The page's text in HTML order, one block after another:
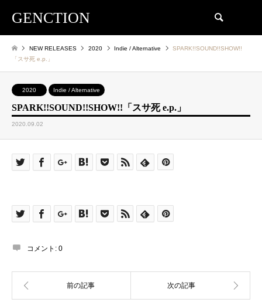
GENCTION
NEW RELEASES 2020 Indie / Alternative
SPARK!!SOUND!!SHOW!!
「スサ死 e.p.」
2020 Indie / Alternative
SPARK!!SOUND!!SHOW!!「スサ死 e.p.」
2020.09.02
コメント: 0